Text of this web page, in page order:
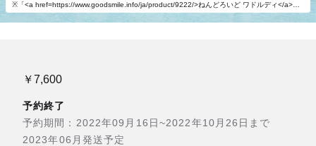
￥7,600
予約終了
予約期間：2022年09月16日~2022年10月26日まで
2023年06月発送予定